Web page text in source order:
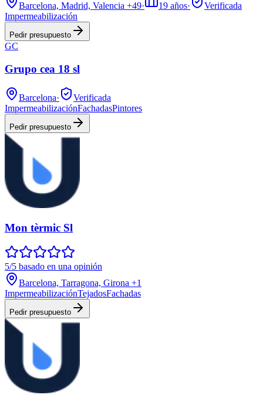
Barcelona, Madrid, Valencia +49· 19 años·
Verificada
Impermeabilización
Pedir presupuesto
GC
Grupo cea 18 sl
Barcelona·
Verificada
ImpermeabilizaciónFachadasPintores
Pedir presupuesto
Mon tèrmic Sl
5/5 basado en una opinión
Barcelona, Tarragona, Girona +1
ImpermeabilizaciónTejadosFachadas
Pedir presupuesto